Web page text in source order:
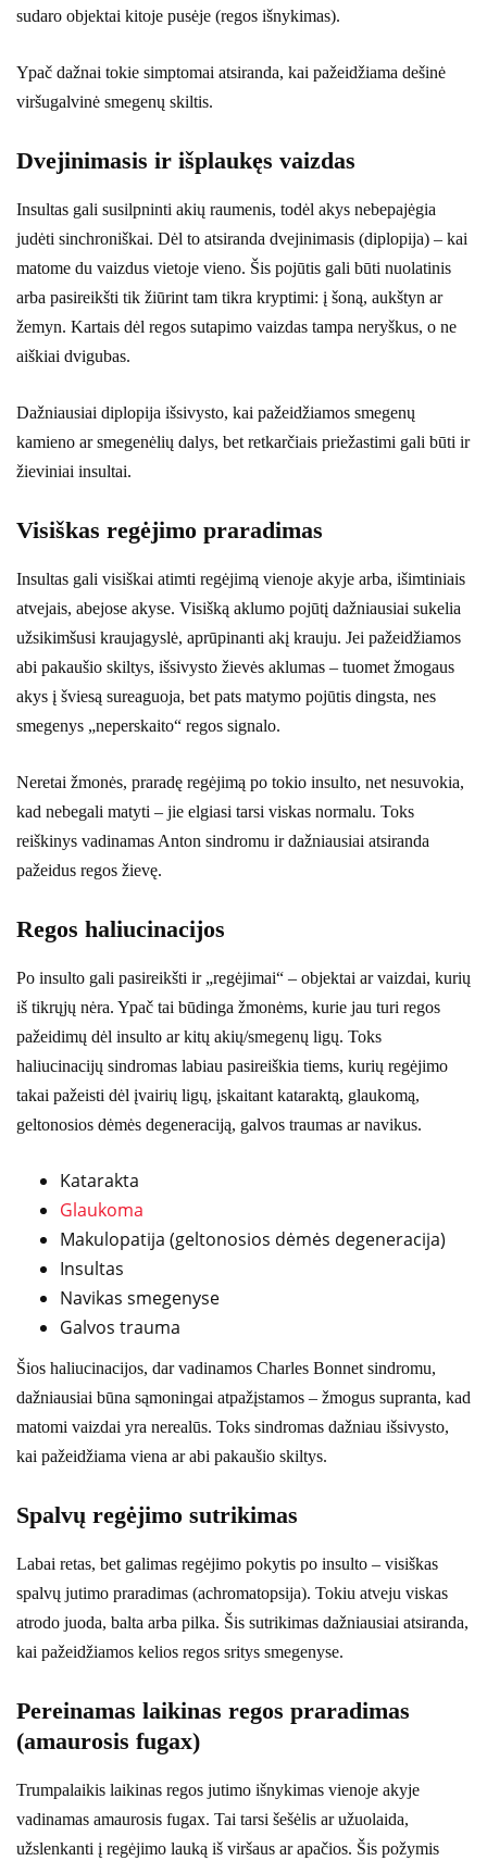
sudaro objektai kitoje pusėje (regos išnykimas).
Ypač dažnai tokie simptomai atsiranda, kai pažeidžiama dešinė
viršugalvinė smegenų skiltis.
Dvejinimasis ir išplaukęs vaizdas
Insultas gali susilpninti akių raumenis, todėl akys nebepajėgia
judėti sinchroniškai. Dėl to atsiranda dvejinimasis (diplopija) – kai
matome du vaizdus vietoje vieno. Šis pojūtis gali būti nuolatinis
arba pasireikšti tik žiūrint tam tikra kryptimi: į šoną, aukštyn ar
žemyn. Kartais dėl regos sutapimo vaizdas tampa neryškus, o ne
aiškiai dvigubas.
Dažniausiai diplopija išsivysto, kai pažeidžiamos smegenų
kamieno ar smegenėlių dalys, bet retkarčiais priežastimi gali būti ir
žieviniai insultai.
Visiškas regėjimo praradimas
Insultas gali visiškai atimti regėjimą vienoje akyje arba, išimtiniais
atvejais, abejose akyse. Visišką aklumo pojūtį dažniausiai sukelia
užsikimšusi kraujagyslė, aprūpinanti akį krauju. Jei pažeidžiamos
abi pakaušio skiltys, išsivysto žievės aklumas – tuomet žmogaus
akys į šviesą sureaguoja, bet pats matymo pojūtis dingsta, nes
smegenys „neperskaito“ regos signalo.
Neretai žmonės, praradę regėjimą po tokio insulto, net nesuvokia,
kad nebegali matyti – jie elgiasi tarsi viskas normalu. Toks
reiškinys vadinamas Anton sindromu ir dažniausiai atsiranda
pažeidus regos žievę.
Regos haliucinacijos
Po insulto gali pasireikšti ir „regėjimai“ – objektai ar vaizdai, kurių
iš tikrųjų nėra. Ypač tai būdinga žmonėms, kurie jau turi regos
pažeidimų dėl insulto ar kitų akių/smegenų ligų. Toks
haliucinacijų sindromas labiau pasireiškia tiems, kurių regėjimo
takai pažeisti dėl įvairių ligų, įskaitant kataraktą, glaukomą,
geltonosios dėmės degeneraciją, galvos traumas ar navikus.
Katarakta
Glaukoma
Makulopatija (geltonosios dėmės degeneracija)
Insultas
Navikas smegenyse
Galvos trauma
Šios haliucinacijos, dar vadinamos Charles Bonnet sindromu,
dažniausiai būna sąmoningai atpažįstamos – žmogus supranta, kad
matomi vaizdai yra nerealūs. Toks sindromas dažniau išsivysto,
kai pažeidžiama viena ar abi pakaušio skiltys.
Spalvų regėjimo sutrikimas
Labai retas, bet galimas regėjimo pokytis po insulto – visiškas
spalvų jutimo praradimas (achromatopsija). Tokiu atveju viskas
atrodo juoda, balta arba pilka. Šis sutrikimas dažniausiai atsiranda,
kai pažeidžiamos kelios regos sritys smegenyse.
Pereinamas laikinas regos praradimas
(amaurosis fugax)
Trumpalaikis laikinas regos jutimo išnykimas vienoje akyje
vadinamas amaurosis fugax. Tai tarsi šešėlis ar užuolaida,
užslenkanti į regėjimo lauką iš viršaus ar apačios. Šis požymis